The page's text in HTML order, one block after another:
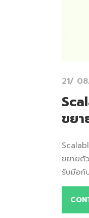
21/
ขย
ขยายตั
รับมือกั